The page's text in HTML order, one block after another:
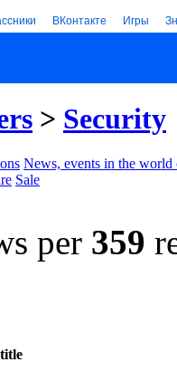
ВКонтакте Игры
> Security
News, events in the world
Sale
per 359